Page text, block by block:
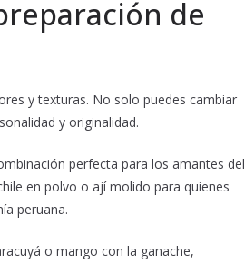
de
y texturas. No solo puedes cambiar
y originalidad.
perfecta para los amantes del
en polvo o ají molido para quienes
peruana.
o mango con la ganache,